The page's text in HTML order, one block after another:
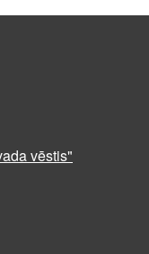
vēstis"